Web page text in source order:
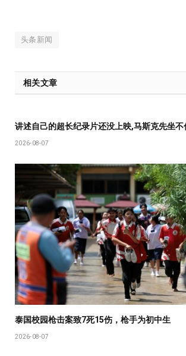
头条新闻
相关文章
讲述自己的超长纪录片还没上映,马斯克先坐不
2026-08-07
泰国校园枪击案致7死15伤，枪手为初中生
2026-08-07